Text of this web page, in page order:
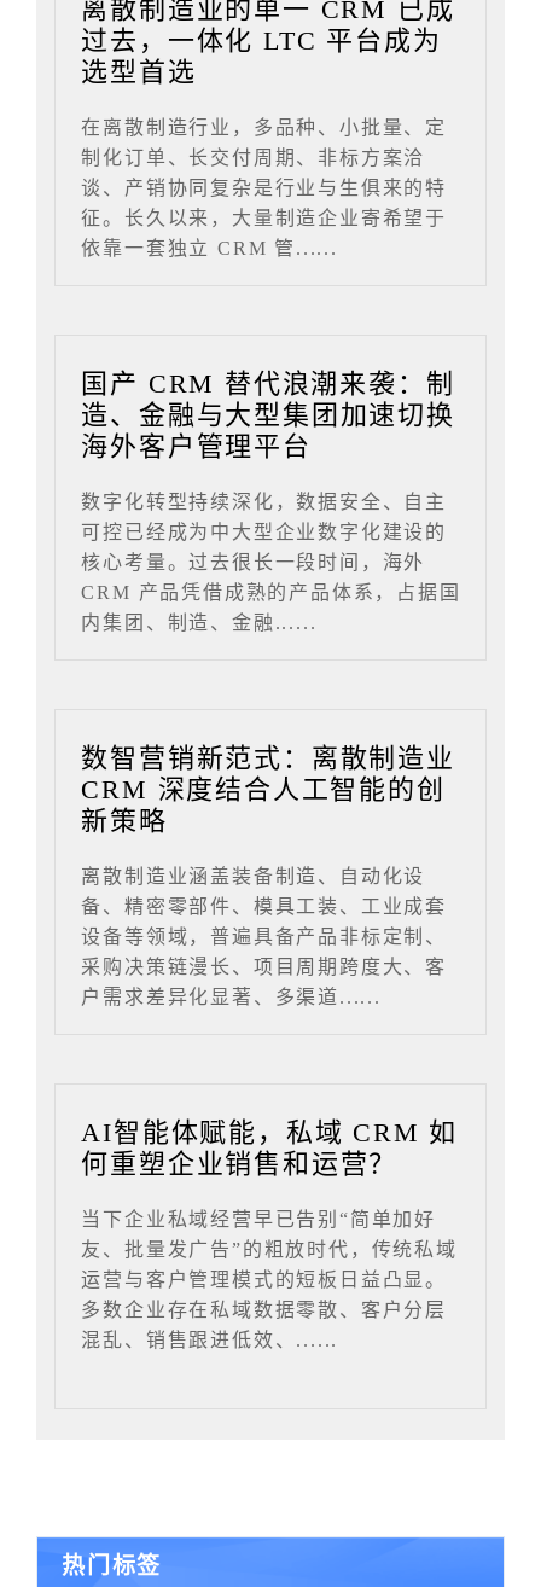
离散制造业的单一 CRM 已成
过去，一体化 LTC 平台成为
选型首选
在离散制造行业，多品种、小批量、定
制化订单、长交付周期、非标方案洽
谈、产销协同复杂是行业与生俱来的特
征。长久以来，大量制造企业寄希望于
依靠一套独立 CRM 管......
国产 CRM 替代浪潮来袭：制
造、金融与大型集团加速切换
海外客户管理平台
数字化转型持续深化，数据安全、自主
可控已经成为中大型企业数字化建设的
核心考量。过去很长一段时间，海外
CRM 产品凭借成熟的产品体系，占据国
内集团、制造、金融......
数智营销新范式：离散制造业
CRM 深度结合人工智能的创
新策略
离散制造业涵盖装备制造、自动化设
备、精密零部件、模具工装、工业成套
设备等领域，普遍具备产品非标定制、
采购决策链漫长、项目周期跨度大、客
户需求差异化显著、多渠道......
AI智能体赋能，私域 CRM 如
何重塑企业销售和运营？
当下企业私域经营早已告别“简单加好
友、批量发广告”的粗放时代，传统私域
运营与客户管理模式的短板日益凸显。
多数企业存在私域数据零散、客户分层
混乱、销售跟进低效、......
热门标签